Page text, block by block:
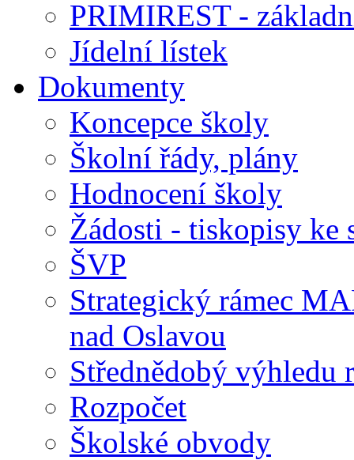
PRIMIREST -
Jídelní lístek
Dokumenty
Koncepce školy
Školní řády, plány
Hodnocení školy
Žádosti - tiskopisy ke
ŠVP
Strategický rámec
nad Oslavou
Střednědobý výhledu
Rozpočet
Školské obvody